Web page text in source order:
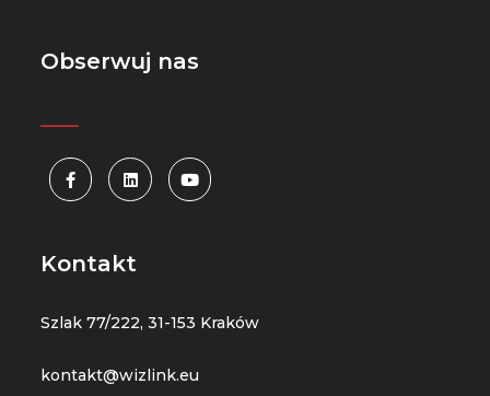
Obserwuj nas
_____
Kontakt
Szlak 77/222, 31-153 Kraków
kontakt@wizlink.eu